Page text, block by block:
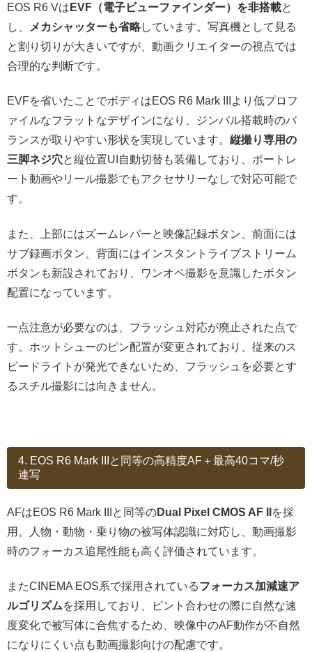
EOS R6 Vは EVF（電子ビューファインダー）を非搭載と
し、
メカシャッターも省略しています。写真機として見る
と割り切りが大きいですが、動画クリエイターの視点では
合理的な判断です。
EVFを省いたことでボディはEOS R6 Mark IIIより低プロフ
ァイルなフラットなデザインになり、ジンバル搭載時のバ
ランスが取りやすい形状を実現しています。 縦撮り専用の
三脚ネジ穴と縦位置UI自動切替も装備しており、ポートレ
ート動画やリール撮影でもアクセサリーなしで対応可能で
す。
また、上部にはズームレバーと映像記録ボタン、前面には
サブ録画ボタン、背面にはインスタントライブストリーム
ボタンも新設されており、ワンオペ撮影を意識したボタン
配置になっています。
一点注意が必要なのは、フラッシュ対応が廃止された点で
す。ホットシューのピン配置が変更されており、従来のス
ピードライトが発光できないため、フラッシュを必要とす
るスチル撮影には向きません。
4. EOS R6 Mark IIIと同等の高精度AF＋最高40コマ/秒
連写
AFはEOS R6 Mark IIIと同等のDual Pixel CMOS AF II
を採
用。人物・動物・乗り物の被写体認識に対応し、動画撮影
時のフォーカス追尾性能も高く評価されています。
またCINEMA EOS系で採用されているフォーカス加減速ア
ルゴリズムを採用しており、ピント合わせの際に自然な速
度変化で被写体に合焦するため、映像中のAF動作が不自然
になりにくい点も動画撮影向けの配慮です。